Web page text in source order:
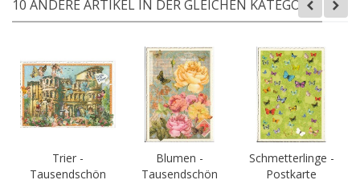
10 ANDERE ARTIKEL IN DER GLEICHEN KATEGORIE:
Trier -
Tausendschön
Blumen -
Tausendschön
Schmetterlinge -
Postkarte